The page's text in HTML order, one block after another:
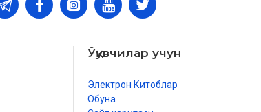
Ўқувчилар учун
Электрон Китоблар
Обуна